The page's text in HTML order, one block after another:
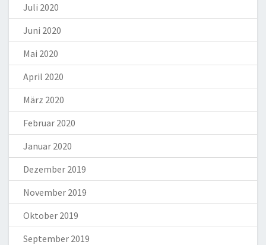
Juli 2020
Juni 2020
Mai 2020
April 2020
März 2020
Februar 2020
Januar 2020
Dezember 2019
November 2019
Oktober 2019
September 2019